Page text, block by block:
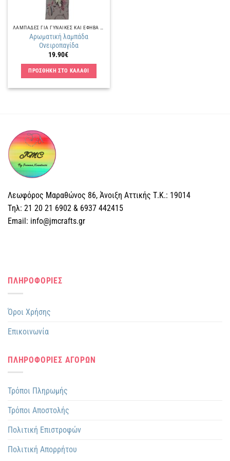
Αρωματική λαμπάδα
Ονειροπαγίδα
19.90€
ΠΡΟΣΘΗΚΗ ΣΤΟ ΚΑΛΑΘΙ
Λεωφόρος Μαραθώνος 86, Άνοιξη Αττικής Τ.Κ.: 19014
Tηλ: 21 20 21 6902 & 6937 442415
Email: info@jmcrafts.gr
ΠΛΗΡΟΦΟΡΙΕΣ
Όροι Χρήσης
Επικοινωνία
ΠΛΗΡΟΦΟΡΙΕΣ ΑΓΟΡΩΝ
Τρόποι Πληρωμής
Τρόποι Αποστολής
Πολιτική Επιστροφών
Πολιτική Απορρήτου